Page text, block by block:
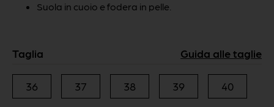
Suola in cuoio e fodera in pelle.
Taglia
36 37 38 39 40